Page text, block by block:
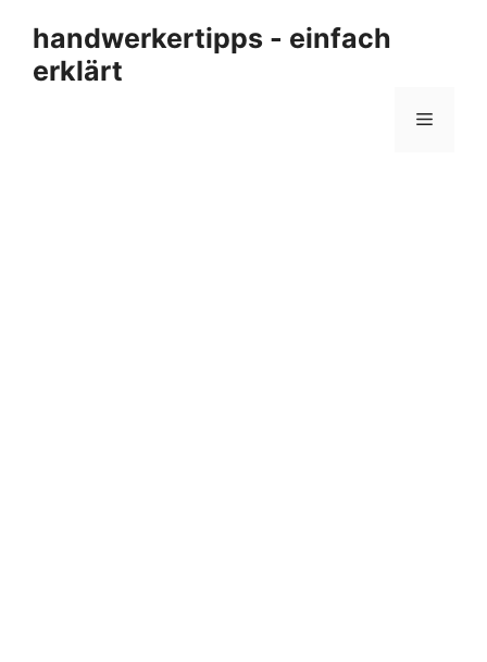
Inhalt
springen
handwerkertipps - einfach
erklärt
Menü